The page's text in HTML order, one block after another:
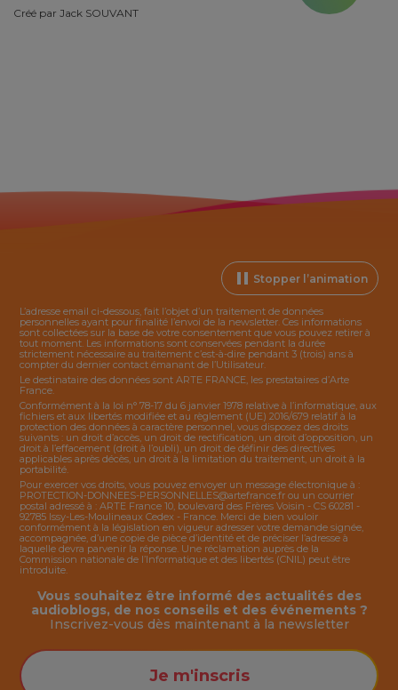
Créé par Jack SOUVANT
Stopper l’animation
L’adresse email ci-dessous, fait l’objet d’un traitement de données
personnelles ayant pour finalité l’envoi de la newsletter. Ces informations
sont collectées sur la base de votre consentement que vous pouvez retirer à
tout moment. Les informations sont conservées pendant la durée
strictement nécessaire au traitement c’est-à-dire pendant 3 (trois) ans à
compter du dernier contact émanant de l’Utilisateur.
Le destinataire des données sont ARTE FRANCE, les prestataires d’Arte
France.
Conformément à la loi n° 78-17 du 6 janvier 1978 relative à l’informatique, aux
fichiers et aux libertés modifiée et au règlement (UE) 2016/679 relatif à la
protection des données à caractère personnel, vous disposez des droits
suivants : un droit d’accès, un droit de rectification, un droit d’opposition, un
droit à l’effacement (droit à l’oubli), un droit de définir des directives
applicables après décès, un droit à la limitation du traitement, un droit à la
portabilité.
Pour exercer vos droits, vous pouvez envoyer un message électronique à :
PROTECTION-DONNEES-PERSONNELLES@artefrance.fr ou un courrier
postal adressé à : ARTE France 10, boulevard des Frères Voisin - CS 60281 -
92785 Issy-Les-Moulineaux Cedex - France. Merci de bien vouloir
conformément à la législation en vigueur adresser votre demande signée,
accompagnée, d’une copie de pièce d’identité et de préciser l’adresse à
laquelle devra parvenir la réponse. Une réclamation auprès de la
Commission nationale de l’Informatique et des libertés (CNIL) peut être
introduite.
Vous souhaitez être informé des actualités des
audioblogs, de nos conseils et des événements ?
Inscrivez-vous dès maintenant à la newsletter
Je m'inscris